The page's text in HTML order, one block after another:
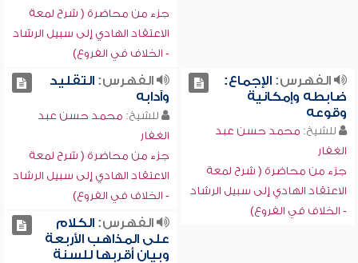
جزء من محاضرة ( شرح لمعة
الاعتقاد الهادي إلى سبيل الرشاد
- الخلاف في الفروع)
الفهرس:الإجماع:
ضابطه وإمكانية
وقوعه
للشيخ: محمد حسن عبد
الغفار
جزء من محاضرة ( شرح لمعة
الاعتقاد الهادي إلى سبيل الرشاد
- الخلاف في الفروع)
الفهرس:التقليد
وآدابه
للشيخ: محمد حسن عبد
الغفار
جزء من محاضرة ( شرح لمعة
الاعتقاد الهادي إلى سبيل الرشاد
- الخلاف في الفروع)
الفهرس:الكلام
على المذاهب الأربعة
وبيان أقربها للسنة